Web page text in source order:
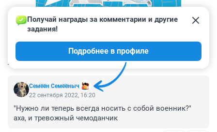
КОММЕНТАРИИ 3
Семёён Семёёныч
Получай награды за комментарии и другие
задания!
Подробнее в профиле
22 сентября 2022, 16:20
"Нужно ли теперь всегда носить с собой военник?"
аха, и тревожный чемоданчик